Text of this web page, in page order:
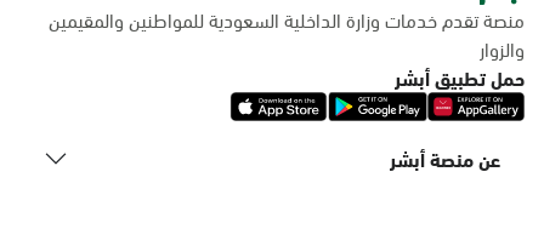
منصة تقدم خدمات وزارة الداخلية السعودية للمواطنين والمقيمين
والزوار
حمل تطبيق أبشر
عن منصة أبشر